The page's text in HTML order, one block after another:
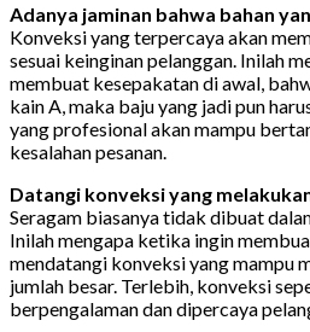
Adanya jaminan bahwa bahan
Konveksi yang terpercaya akan
sesuai keinginan pelanggan. Inilah
membuat kesepakatan di awal,
kain A, maka baju yang jadi pun
yang profesional akan mampu
kesalahan pesanan.
Datangi konveksi yang
Seragam biasanya tidak dibuat
Inilah mengapa ketika ingin
mendatangi konveksi yang mampu
jumlah besar. Terlebih, konveksi
berpengalaman dan dipercaya